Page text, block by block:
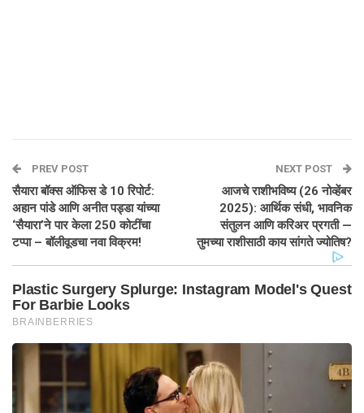
PREV POST
सैयारा बॉक्स ऑफिस डे 10 रिपोर्ट:
अहान पांडे आणि अनीत पड्डा यांच्या
‘सैयारा’ने पार केला 250 कोटींचा
टप्पा – बॉलीवूडचा नवा विक्रम!
NEXT POST
आजचे राशीभविष्य (26 नोव्हेंबर
2025): आर्थिक संधी, भावनिक
संतुलन आणि करिअर प्रगती —
तुमच्या राशीसाठी काय सांगते ज्योतिष?